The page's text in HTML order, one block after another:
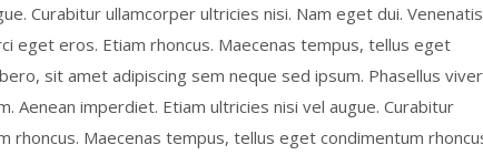
Curabitur ullamcorper ultricies nisi. Nam eget dui. Venenatis
eget eros. Etiam rhoncus. Maecenas tempus, tellus eget
sit amet adipiscing sem neque sed ipsum. Phasellus
Aenean imperdiet. Etiam ultricies nisi vel augue. Curabitur
rhoncus. Maecenas tempus, tellus eget condimentum